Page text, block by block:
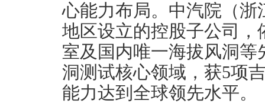
心能力布局。中汽院（
地区设立的控股子公司
室及国内唯一海拔风洞
洞测试核心领域，获5项
能力达到全球领先水平。